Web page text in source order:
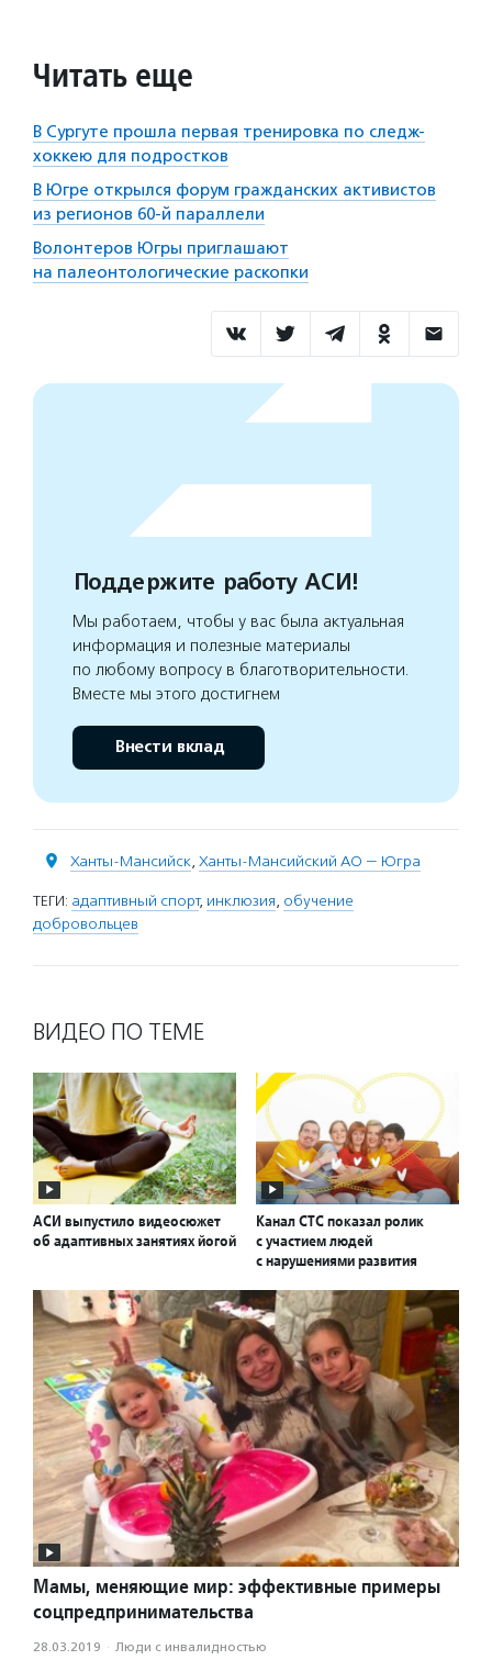
Читать еще
В Сургуте прошла первая тренировка по следж-
хоккею для подростков
В Югре открылся форум гражданских активистов
из регионов 60-й параллели
Волонтеров Югры приглашают
на палеонтологические раскопки
Поддержите работу АСИ!
Мы работаем, чтобы у вас была актуальная
информация и полезные материалы
по любому вопросу в благотворительности.
Вместе мы этого достигнем
Внести вклад
Ханты-Мансийск, Ханты-Мансийский АО — Югра
ТЕГИ: адаптивный спорт, инклюзия, обучение
добровольцев
ВИДЕО ПО ТЕМЕ
АСИ выпустило видеосюжет
об адаптивных занятиях йогой
Канал СТС показал ролик
с участием людей
с нарушениями развития
Мамы, меняющие мир: эффективные примеры
соцпредпринимательства
28.03.2019 · Люди с инвалидностью